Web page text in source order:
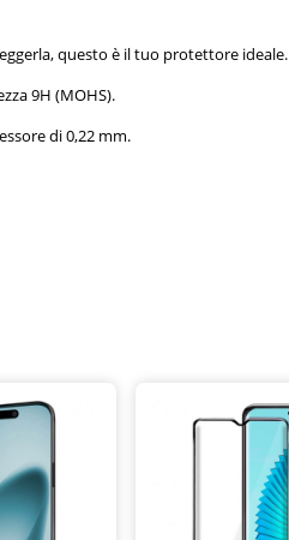
questo è il tuo protettore ideale.
9H (MOHS).
di 0,22 mm.